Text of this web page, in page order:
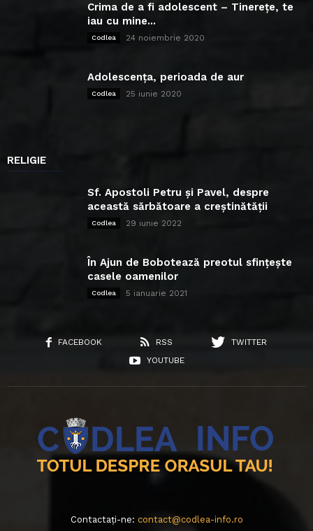
Crima de a fi adolescent – Tinerețe, te
iau cu mine...
Codlea 24 noiembrie 2020
Adolescența, perioada de aur
Codlea 25 iunie 2020
RELIGIE
Sf. Apostoli Petru și Pavel, despre
această sărbătoare a creștinătății
Codlea 29 iunie 2022
În Ajun de Bobotează preotul sfințește
casele oamenilor
Codlea 5 ianuarie 2021
FACEBOOK RSS
TWITTER
YOUTUBE
Contactați-ne: contact@codlea-info.ro